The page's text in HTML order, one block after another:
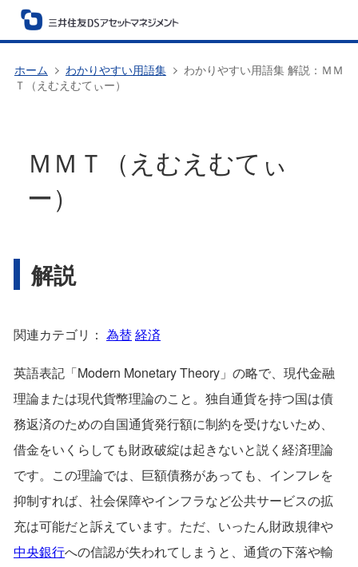
ホーム わかりやすい用語集
わかりやすい用語集 解説：ＭＭ
Ｔ（えむえむてぃー）
ＭＭＴ（えむえむてぃ
ー）
解説
関連カテゴリ： 為替経済
英語表記「Modern Monetary Theory」の略で、現代金融
理論または現代貨幣理論のこと。独自通貨を持つ国は債
務返済のための自国通貨発行額に制約を受けないため、
借金をいくらしても財政破綻は起きないと説く経済理論
です。この理論では、巨額債務があっても、インフレを
抑制すれば、社会保障やインフラなど公共サービスの拡
充は可能だと訴えています。ただ、いったん財政規律や
中央銀行への信認が失われてしまうと、通貨の下落や輸